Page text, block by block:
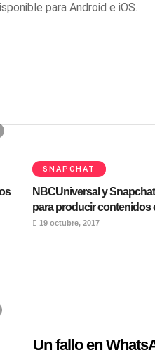
para Android e iOS.
SNAPCHAT
NBCUniversal y
para producir contenidos
19 octubre, 2017
Un fallo en